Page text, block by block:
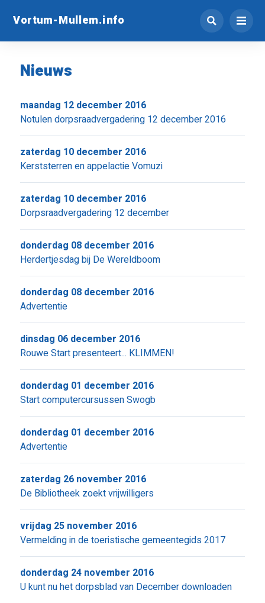
Vortum-Mullem.info
Nieuws
Notulen dorpsraadvergadering 12 december 2016
maandag 12 december 2016
Kerststerren en appelactie Vomuzi
zaterdag 10 december 2016
Dorpsraadvergadering 12 december
zaterdag 10 december 2016
Herdertjesdag bij De Wereldboom
donderdag 08 december 2016
Advertentie
donderdag 08 december 2016
Rouwe Start presenteert... KLIMMEN!
dinsdag 06 december 2016
Start computercursussen Swogb
donderdag 01 december 2016
Advertentie
donderdag 01 december 2016
De Bibliotheek zoekt vrijwilligers
zaterdag 26 november 2016
Vermelding in de toeristische gemeentegids 2017
vrijdag 25 november 2016
U kunt nu het dorpsblad van December downloaden
donderdag 24 november 2016